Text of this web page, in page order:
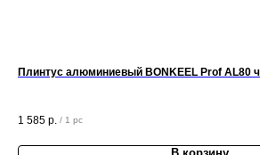
Плинтус алюминиевый BONKEEL Prof AL80
1 585 р. / 1 pc